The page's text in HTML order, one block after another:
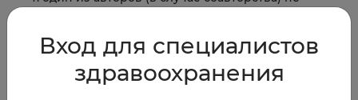
представляющие собой обзоры литературы.
В случае, если одним участником будут поданы работы
Вход для специалистов
здравоохранения